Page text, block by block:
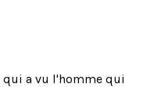
a vu l'homme qui